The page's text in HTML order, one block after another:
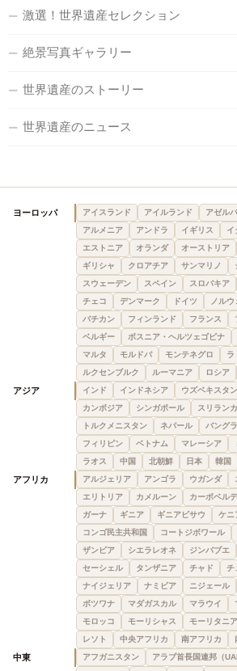
激選！世界遺産セレクション
絶景写真ギャラリー
世界遺産のストーリー
世界遺産のニュース
ヨーロッパ アイスランド アイルランド アゼル
アルメニア
アンドラ イギリス イ
エストニア
オランダ オーストリア
ギリシャ
クロアチア サンマリノ
スウェーデン
スペイン スロバキア
チェコ
デンマーク ドイツ ノルウ
バチカン
フィンランド フランス
ベルギー
ボスニア・ヘルツェゴビナ
マルタ
モルドバ モンテネグロ ラ
ルクセンブルク
ルーマニア ロシア
アジア インド インドネシア ウズベキスタン
カンボジア
シンガポール スリランカ
トルクメニスタン
ネパール バング
フィリピン
ベトナム マレーシア
ラオス
中国 北朝鮮 日本 韓国
アフリカ アルジェリア アンゴラ ウガンダ
エリトリア
カメルーン カーボベルデ
ガーナ
ギニア ギニアビサウ ケニ
コンゴ民主共和国
コートジボワール
ザンビア
シエラレオネ ジンバブエ
セーシェル
タンザニア チャド チ
ナイジェリア
ナミビア ニジェール
ボツワナ
マダガスカル マラウイ
モロッコ
モーリシャス モーリタニア
レソト
中央アフリカ 南アフリカ
中東 アフガニスタン アラブ首長国連邦（